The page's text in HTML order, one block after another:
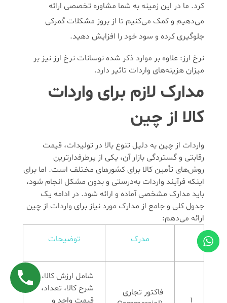
کرد. ما در این زمینه به شما مشاوره تخصصی ارائه
می‌دهیم و کمک می‌کنیم تا از بروز مشکلات گمرکی
جلوگیری کرده و سود خود را افزایش دهید.
نرخ ارز: علاوه بر موارد ذکر شده نوسانات نرخ ارز نیز بر
میزان هزینه‌های واردات تاثیر دارد.
مدارک لازم برای واردات
کالا از چین
واردات از چین به دلیل تنوع بالا در تولیدات، قیمت
رقابتی و گستردگی بازار آن، یکی از پرطرفدارترین
روش‌های تأمین کالا برای کشورهای مختلف است. اما برای
اینکه فرآیند واردات به‌درستی و بدون مشکل انجام شود،
باید مدارک مشخصی آماده و ارائه شود. در ادامه یک
جدول کلی و جامع از مدارک مورد نیاز برای واردات از چین
ارائه می‌دهم:
مدرک
توضیحات
1
فاکتور تجاری
شامل ارزش کالا،
شرح کالا، تعداد،
قیمت واحد و